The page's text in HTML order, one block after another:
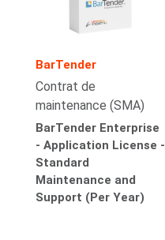
BarTender
Contrat de
maintenance (SMA)
BarTender Enterprise
- Application License -
Standard
Maintenance and
Support (Per Year)